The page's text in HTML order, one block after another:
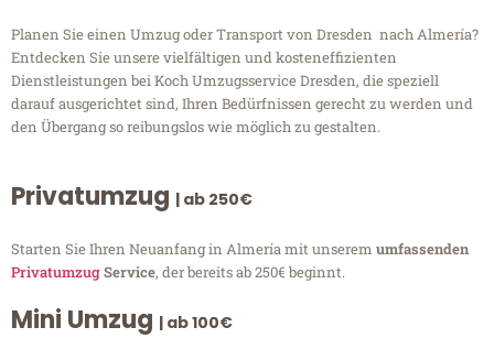
Planen Sie einen Umzug oder Transport von Dresden nach Almería?
Entdecken Sie unsere vielfältigen und kosteneffizienten
Dienstleistungen bei Koch Umzugsservice Dresden, die speziell
darauf ausgerichtet sind, Ihren Bedürfnissen gerecht zu werden und
den Übergang so reibungslos wie möglich zu gestalten.
Privatumzug | ab 250€
Starten Sie Ihren Neuanfang in Almería mit unserem umfassenden
PrivatumzugService, der bereits ab 250€ beginnt.
Mini Umzug | ab 100€